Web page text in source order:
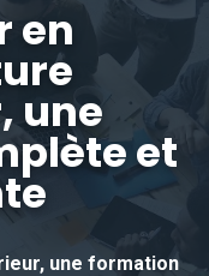
en
une
et
une formation